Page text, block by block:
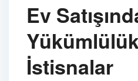
Ev
İstisnalar